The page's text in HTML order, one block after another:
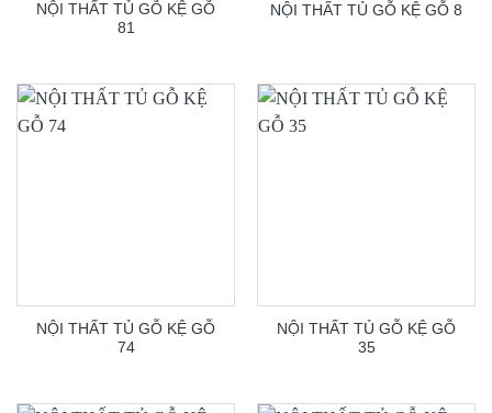
NỘI THẤT TỦ GỖ KỆ GỖ
81
NỘI THẤT TỦ GỖ KỆ GỖ 8
NỘI THẤT TỦ GỖ KỆ GỖ
74
NỘI THẤT TỦ GỖ KỆ GỖ
35